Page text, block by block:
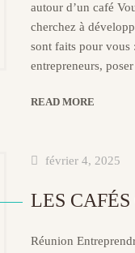
autour d’un café
cherchez à
sont faits pour vous
entrepreneurs,
READ MORE
février 4, 2025
LES CAFÉS
Réunion